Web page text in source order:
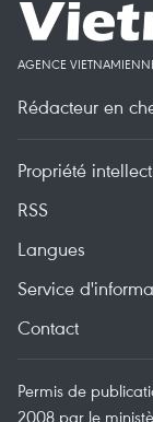
AGENCE
Rédacteur en
Propriété
RSS
Langues
Service
Contact
Permis de
2008 par le